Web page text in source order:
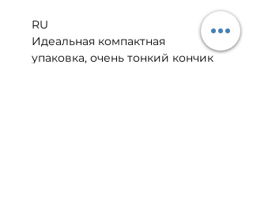
RU
Идеальная компактная
упаковка, очень тонкий кончик